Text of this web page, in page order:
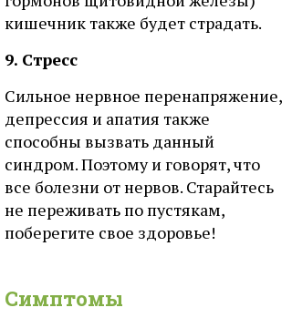
кишечник также будет страдать.
9. Стресс
Сильное нервное перенапряжение,
депрессия и апатия также
способны вызвать данный
синдром. Поэтому и говорят, что
все болезни от нервов. Старайтесь
не переживать по пустякам,
поберегите свое здоровье!
Симптомы